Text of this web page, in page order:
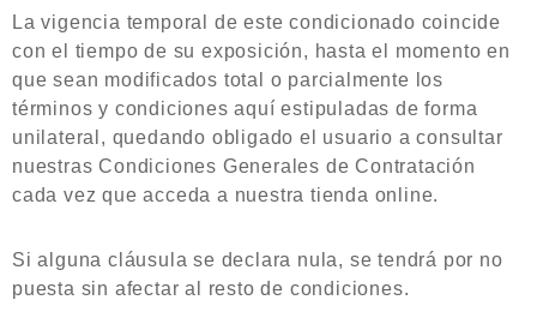
La vigencia temporal de este condicionado coincide
con el tiempo de su exposición, hasta el momento en
que sean modificados total o parcialmente los
términos y condiciones aquí estipuladas de forma
unilateral, quedando obligado el usuario a consultar
nuestras Condiciones Generales de Contratación
cada vez que acceda a nuestra tienda online.
Si alguna cláusula se declara nula, se tendrá por no
puesta sin afectar al resto de condiciones.